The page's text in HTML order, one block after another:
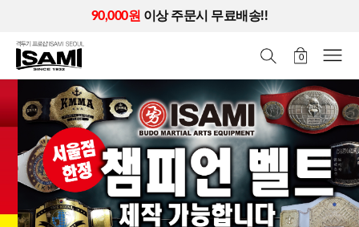
90,000원 이상 주문시 무료배송!!
0